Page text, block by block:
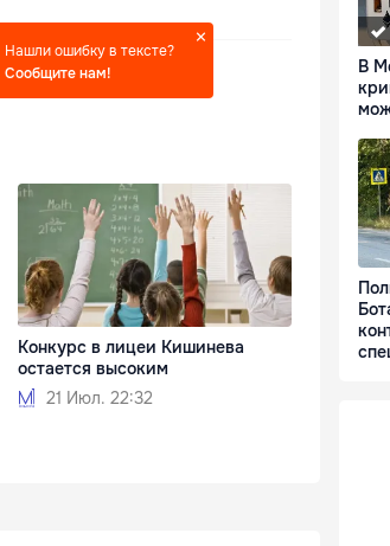
Нашли ошибку в тексте?
Сообщите нам!
Конкурс в лицеи Кишинева
остается высоким
21 Июл. 22:32
В